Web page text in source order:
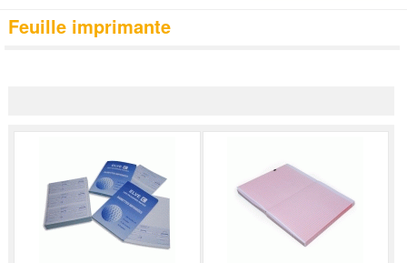
Feuille imprimante